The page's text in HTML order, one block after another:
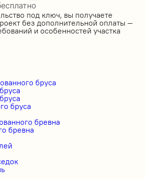
под ключ, вы получаете
без дополнительной оплаты —
и особенностей участка
бруса
бруса
бревна
бревна